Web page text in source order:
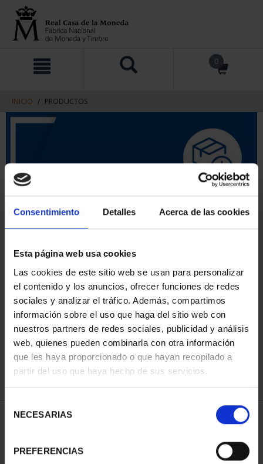
Consentimiento Detalles Acerca de las cookies
Esta página web usa cookies
Las cookies de este sitio web se usan para personalizar
el contenido y los anuncios, ofrecer funciones de redes
sociales y analizar el tráfico. Además, compartimos
información sobre el uso que haga del sitio web con
nuestros partners de redes sociales, publicidad y análisis
web, quienes pueden combinarla con otra información
que les haya proporcionado o que hayan recopilado a
partir del uso que haya hecho de sus servicios.
NECESARIAS
PREFERENCIAS
contenido
navegacin
0
INICIO PRODUCTOS
ORDENAR POR:
REFINAR
1 Productos encontrados